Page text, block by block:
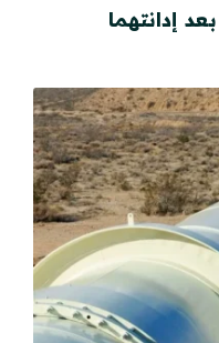
إدانتهما